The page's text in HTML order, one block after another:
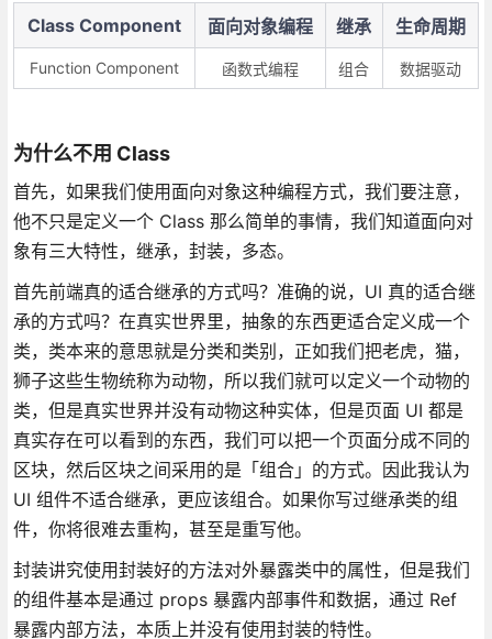
Class Component 面向对象编程 继承 生命周期
Function Component 函数式编程 组合 数据驱动
为什么不用 Class
首先，如果我们使用面向对象这种编程方式，我们要注意，
他不只是定义一个 Class 那么简单的事情，我们知道面向对
象有三大特性，继承，封装，多态。
首先前端真的适合继承的方式吗？准确的说，UI 真的适合继
承的方式吗？在真实世界里，抽象的东西更适合定义成一个
类，类本来的意思就是分类和类别，正如我们把老虎，猫，
狮子这些生物统称为动物，所以我们就可以定义一个动物的
类，但是真实世界并没有动物这种实体，但是页面 UI 都是
真实存在可以看到的东西，我们可以把一个页面分成不同的
区块，然后区块之间采用的是「组合」的方式。因此我认为
UI 组件不适合继承，更应该组合。如果你写过继承类的组
件，你将很难去重构，甚至是重写他。
封装讲究使用封装好的方法对外暴露类中的属性，但是我们
的组件基本是通过 props 暴露内部事件和数据，通过 Ref
暴露内部方法，本质上并没有使用封装的特性。